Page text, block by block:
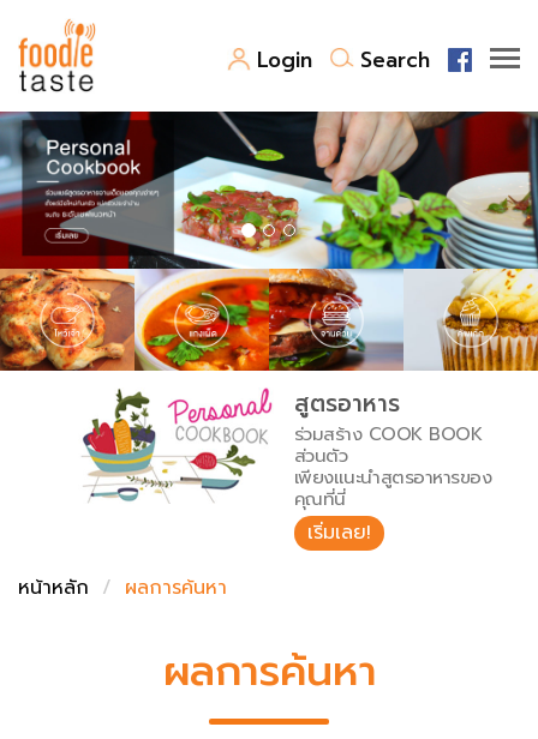
Login Search
สูตรอาหาร
สูตรอาหารล่าสุด
Top Foodie
พาไปชิม
สารพันก้นครัว
เคล็ดลับน่ารู้
เปรียบเทียบหน่วยการตวง
เปรียบเทียบอุณหภูมิ
เปรียบเทียบน้ำหนักวัตถุดิบ
FoodPedia
สร้าง Cookbook
สูตรอาหาร
ร่วมสร้าง COOK BOOK
ส่วนตัว
เพียงแนะนำสูตรอาหารของ
คุณที่นี่
เริ่มเลย!
หน้าหลัก
ผลการค้นหา
ผลการค้นหา